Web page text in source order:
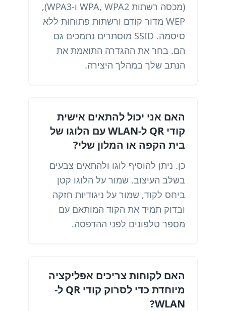
(מכסה רשתות WPA, WPA2 ו-WPA3),
WEP מדור קודם ורשתות פתוחות ללא
סיסמה. SSID מוסתרים נתמכים גם
הם. בחר את ההגדרה התואמת את
הנתב שלך במהלך היצירה.
האם אני יכול להתאים אישית
קודי QR ל-WLAN עם הלוגו של
בית הקפה או המלון שלי?
כן. ניתן להוסיף לוגו ולהתאים צבעים
בשלב העיצוב. שמור על הלוגו קטן
ביחס לקוד, שמור על ניגודיות חזקה
ובדוק תמיד את הקוד המותאם עם
מספר טלפונים לפני ההדפסה.
האם לקוחות צריכים אפליקציה
מיוחדת כדי לסרוק קודי QR ל-
WLAN?